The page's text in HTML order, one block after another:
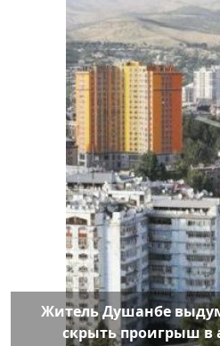
Житель Душанбе
скрыть проигрыш в